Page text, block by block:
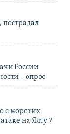
пострадал
России
– опрос
с морских
на Ялту 7